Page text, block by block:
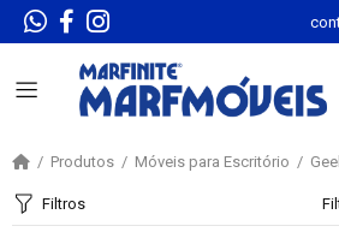
Produtos Móveis para Escritório
Filtros